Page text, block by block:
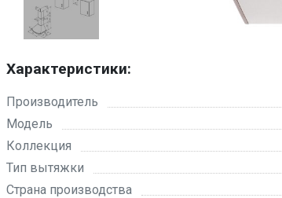
Характеристики:
Производитель
Модель
Коллекция
Тип вытяжки
Страна производства